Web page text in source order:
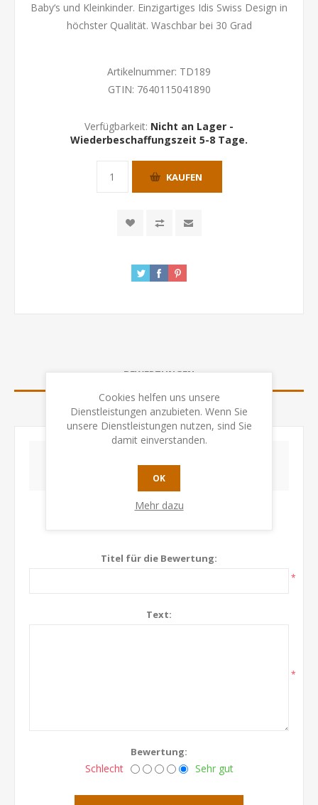
Baby‘s und Kleinkinder. Einzigartiges Idis Swiss Design in
höchster Qualität. Waschbar bei 30 Grad
Artikelnummer: TD189
GTIN: 7640115041890
Verfügbarkeit: Nicht an Lager -
Wiederbeschaffungszeit 5-8 Tage.
KAUFEN
BEWERTUNGEN
KONTAKTIEREN SIE UNS
SCHREIBEN SIE IHRE EIGENE BEWERTUNG
Nur registrierte Benutzer können Produkte
Titel für die Bewertung:
*
Text:
*
Bewertung:
Schlecht Sehr gut
Cookies helfen uns unsere
Dienstleistungen anzubieten. Wenn Sie
unsere Dienstleistungen nutzen, sind Sie
damit einverstanden.
OK
Mehr dazu